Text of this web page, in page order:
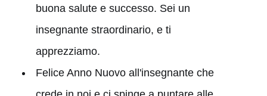
buona salute e successo. Sei un
insegnante straordinario, e ti
apprezziamo.
Felice Anno Nuovo all'insegnante che